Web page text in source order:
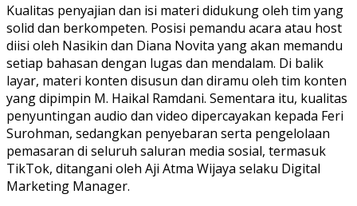
Kualitas penyajian dan isi materi didukung oleh tim yang
solid dan berkompeten. Posisi pemandu acara atau host
diisi oleh Nasikin dan Diana Novita yang akan memandu
setiap bahasan dengan lugas dan mendalam. Di balik
layar, materi konten disusun dan diramu oleh tim konten
yang dipimpin M. Haikal Ramdani. Sementara itu, kualitas
penyuntingan audio dan video dipercayakan kepada Feri
Surohman, sedangkan penyebaran serta pengelolaan
pemasaran di seluruh saluran media sosial, termasuk
TikTok, ditangani oleh Aji Atma Wijaya selaku Digital
Marketing Manager.